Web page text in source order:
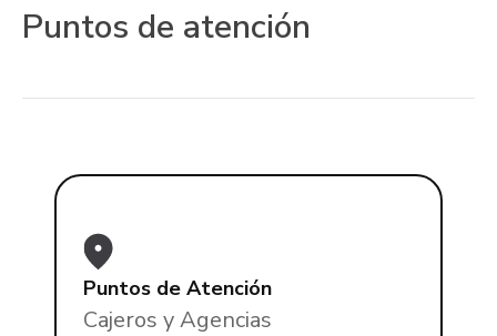
Puntos de atención
Puntos de Atención
Cajeros y Agencias